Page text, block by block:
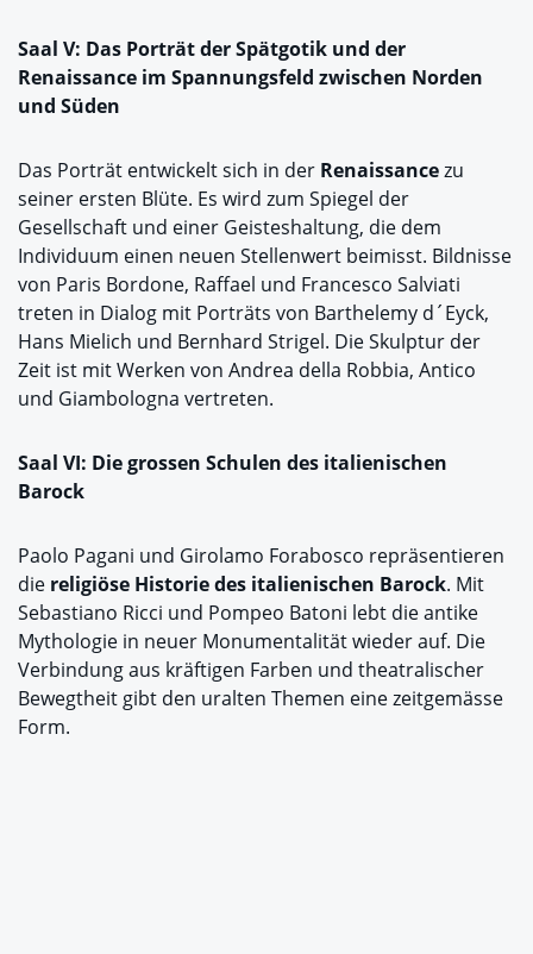
Saal V: Das Porträt der Spätgotik und der
Renaissance im Spannungsfeld zwischen Norden
und Süden
Das Porträt entwickelt sich in der Renaissancezu
seiner ersten Blüte. Es wird zum Spiegel der
Gesellschaft und einer Geisteshaltung, die dem
Individuum einen neuen Stellenwert beimisst. Bildnisse
von Paris Bordone, Raffael und Francesco Salviati
treten in Dialog mit Porträts von Barthelemy d´Eyck,
Hans Mielich und Bernhard Strigel. Die Skulptur der
Zeit ist mit Werken von Andrea della Robbia, Antico
und Giambologna vertreten.
Saal VI: Die grossen Schulen des italienischen
Barock
Paolo Pagani und Girolamo Forabosco repräsentieren
die religiöse Historie des italienischen Barock. Mit
Sebastiano Ricci und Pompeo Batoni lebt die antike
Mythologie in neuer Monumentalität wieder auf. Die
Verbindung aus kräftigen Farben und theatralischer
Bewegtheit gibt den uralten Themen eine zeitgemässe
Form.